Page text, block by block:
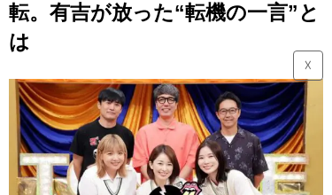
転。有吉が放った“転機の一言”と
は
☓